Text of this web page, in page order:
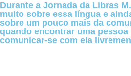
Durante a Jornada da Libras
muito sobre essa língua e
sobre um pouco mais da
quando encontrar uma
comunicar-se com ela